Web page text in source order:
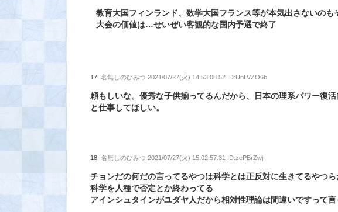
教育大国フィンランド、数学大国フランス等が本気出さないのも
大会の価値は…せいぜい客観的な国内予選で終了
17:名無しのひみつ 2021/07/27(火) 14:53:08.52 ID:UnLVZO6b
頼もしいな。優秀な子供揃ってるんだから、日本の理系パワー復
と仕事してほしい。
18:名無しのひみつ 2021/07/27(火) 15:02:57.31 ID:zePBrZwj
チョンだの何だの言ってるやつは科学とは正反対に生きてるやつら
科学を人種で否定とか終わってる
アインシュタインがユダヤ人だから相対性理論は間違いですって